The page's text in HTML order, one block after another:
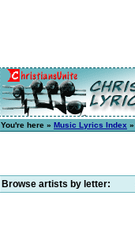
You're here » Music Lyrics Index »
Browse artists by letter: